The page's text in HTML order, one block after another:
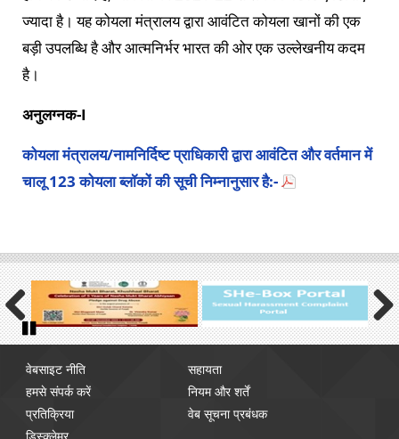
ज्यादा है। यह कोयला मंत्रालय द्वारा आवंटित कोयला खानों की एक
बड़ी उपलब्धि है और आत्मनिर्भर भारत की ओर एक उल्लेखनीय कदम
है।
अनुलग्नक-I
कोयला मंत्रालय/नामनिर्दिष्ट प्राधिकारी द्वारा आवंटित और वर्तमान में
चालू 123 कोयला ब्लॉकों की सूची निम्नानुसार है:-
Previous Next
Pause
menu
वेबसाइट नीति
सहायता
हमसे संपर्क करें
नियम और शर्तें
प्रतिक्रिया
वेब सूचना प्रबंधक